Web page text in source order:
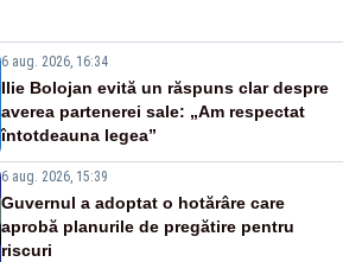
6 aug. 2026, 16:34
Ilie Bolojan evită un răspuns clar despre
averea partenerei sale: „Am respectat
întotdeauna legea”
6 aug. 2026, 15:39
Guvernul a adoptat o hotărâre care
aprobă planurile de pregătire pentru
riscuri